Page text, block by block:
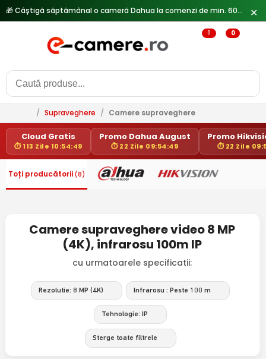
🎁 Câștigă săptămânal o cameră Dahua la comenzi de min. 600 lei — ✕
0 0
/ Supraveghere / Camere supraveghere
Cloud Gratis
⏱ 113 Zile 10:54:48
Promo Dahua August
⏱ 22 Zile 09:54:48
Promo
⏱ 22 Zile
Toți producătorii (8)
Camere supraveghere video 8 MP
(4K), infrarosu 100m IP
cu urmatoarele specificatii:
Rezolutie: 8 MP (4K) Infrarosu : Peste 100 m
Tehnologie: IP
Sterge toate filtrele